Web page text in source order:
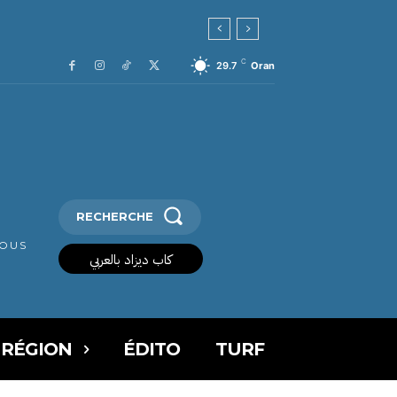
29.7 C Oran
RECHERCHE
كاب ديزاد بالعربي
ÉDITO TURF